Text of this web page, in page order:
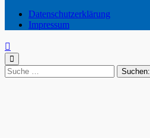
Datenschutzerklärung
Impressum
Suche
nach: